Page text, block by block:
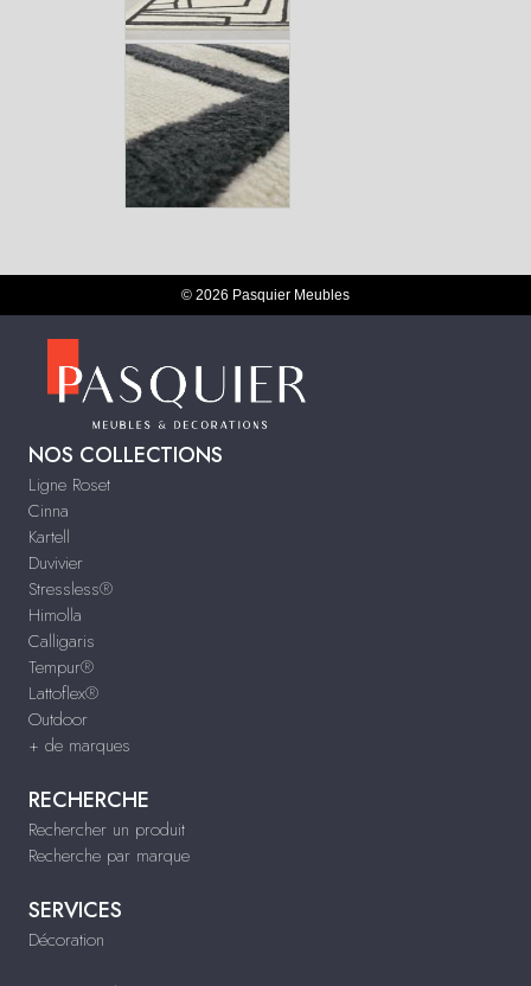
© 2026 Pasquier Meubles
NOS COLLECTIONS
Ligne Roset
Cinna
Kartell
Duvivier
Stressless®
Himolla
Calligaris
Tempur®
Lattoflex®
Outdoor
+ de marques
RECHERCHE
Rechercher un produit
Recherche par marque
SERVICES
Décoration